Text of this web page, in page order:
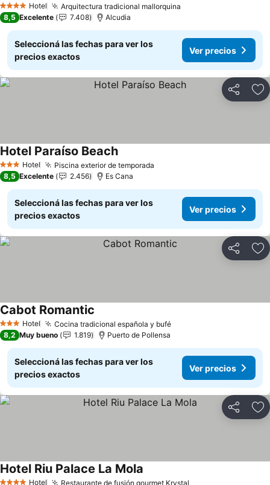
4 EstrellasHotel Arquitectura tradicional mallorquina
8,5 Excelente 7.408 Alcudia
Seleccioná las fechas para ver los
precios exactos
Ver precios
Compartir
3 Estrellas
Hotel Piscina exterior de temporada
Hotel Paraíso BeachVer precios
8,5 Excelente 2.456 Es Cana
Seleccioná las fechas para ver los
precios exactos
Ver precios
Compartir
3 Estrellas
Hotel Cocina tradicional española y buféVer precios
Cabot Romantic
8,2 Muy bueno 1.819 Puerto de Pollensa
Seleccioná las fechas para ver los
precios exactos
Ver precios
Compartir
Hotel Restaurante de fusión gourmet Krystal
Hotel Riu Palace La Mola